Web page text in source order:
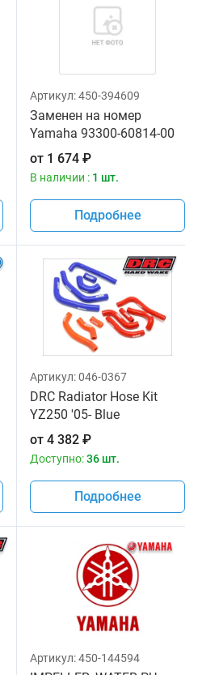
Артикул:450-394609
Заменен на номер
Yamaha 93300-60814-00
от 1 674 ₽
В наличии : 1 шт.
Подробнее
Артикул:046-0367
DRC Radiator Hose Kit
YZ250 '05- Blue
от 4 382 ₽
Доступно:36 шт.
Подробнее
Артикул:450-144594